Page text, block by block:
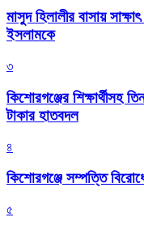
মাসুদ হিলালীর বাসায়
ইসলামকে
৩
কিশোরগঞ্জের শিক্ষার্থীসহ
টাকার হাতবদল
৪
কিশোরগঞ্জে সম্পত্তি
৫